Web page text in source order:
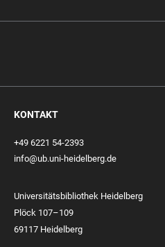
KONTAKT
+49 6221 54-2393
info@ub.uni-heidelberg.de
Universitätsbibliothek Heidelberg
Plöck 107–109
69117 Heidelberg